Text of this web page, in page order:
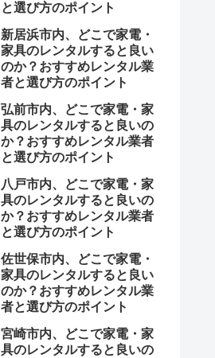
と選び方のポイント
新居浜市内、どこで家電・
家具のレンタルすると良い
のか？おすすめレンタル業
者と選び方のポイント
弘前市内、どこで家電・家
具のレンタルすると良いの
か？おすすめレンタル業者
と選び方のポイント
八戸市内、どこで家電・家
具のレンタルすると良いの
か？おすすめレンタル業者
と選び方のポイント
佐世保市内、どこで家電・
家具のレンタルすると良い
のか？おすすめレンタル業
者と選び方のポイント
宮崎市内、どこで家電・家
具のレンタルすると良いの